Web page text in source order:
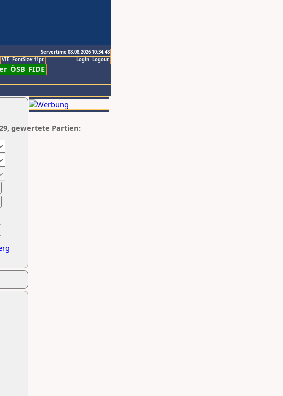
Servertime 08.08.2026 10:34:48
Logout
Login
VIE FontSize:11pt
ÖSB FIDE
gewertete Partien: